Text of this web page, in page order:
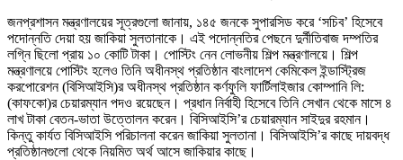
জনপ্রশাসন মন্ত্রণালয়ের সূত্রগুলো জানায়, ১৪৫ জনকে সুপারসিড করে ‘সচিব’ হিসেবে
পদোন্নতি দেয়া হয় জাকিয়া সুলতানাকে। এই পদোন্নতির পেছনে দুর্নীতিবাজ দম্পতির
লগ্নি ছিলো প্রায় ১০ কোটি টাকা। পোস্টিং নেন লোভনীয় শিল্প মন্ত্রণালয়ে। শিল্প
মন্ত্রণালয়ে পোস্টিং হলেও তিনি অধীনস্থ প্রতিষ্ঠান বাংলাদেশ কেমিকেল ইন্ডাস্ট্রিজ
করপোরেশন (বিসিআইসি)র অধীনস্থ প্রতিষ্ঠান কর্ণফুলি ফার্টিলাইজার কোম্পানি লি:
(কাফকো)র চেয়ারম্যান পদও রয়েছেন। প্রধান নির্বাহী হিসেবে তিনি সেখান থেকে মাসে ৪
লাখ টাকা বেতন-ভাতা উত্তোলন করেন। বিসিআইসি’র চেয়ারম্যান সাইদুর রহমান।
কিন্তু কার্যত বিসিআইসি পরিচালনা করেন জাকিয়া সুলতানা। বিসিআইসি’র কাছে দায়বদ্ধ
প্রতিষ্ঠানগুলো থেকে নিয়মিত অর্থ আসে জাকিয়ার কাছে।